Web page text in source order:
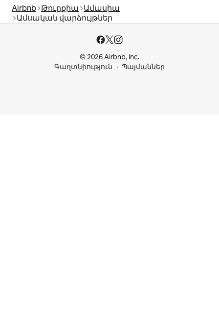
Airbnb Թուրքիա Ամասիա
Ամսական վարձույթներ
© 2026 Airbnb, Inc.
Գաղտնիություն
Պայմաններ